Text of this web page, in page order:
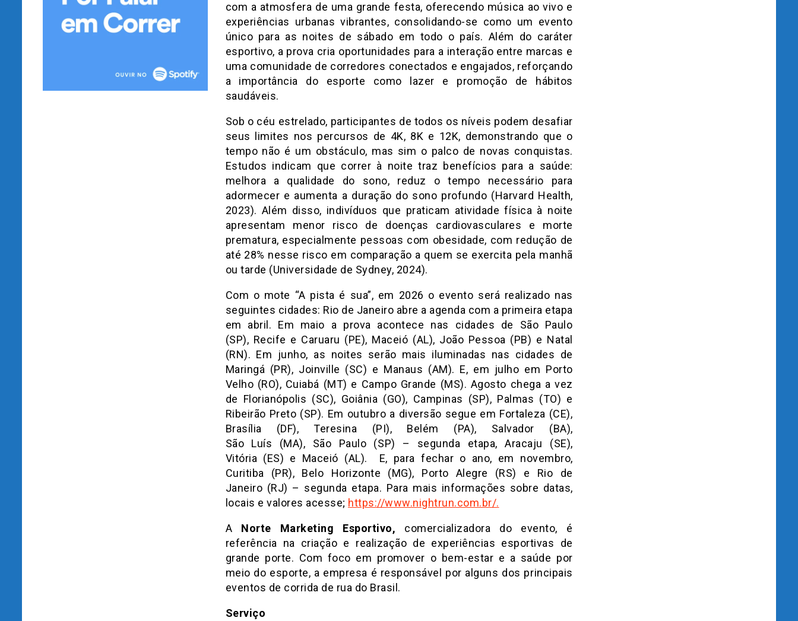
com a atmosfera de uma grande festa, oferecendo música ao vivo e
experiências urbanas vibrantes, consolidando-se como um evento
único para as noites de sábado em todo o país. Além do caráter
esportivo, a prova cria oportunidades para a interação entre marcas e
uma comunidade de corredores conectados e engajados, reforçando
a importância do esporte como lazer e promoção de hábitos
saudáveis.
Sob o céu estrelado, participantes de todos os níveis podem desafiar
seus limites nos percursos de 4K, 8K e 12K, demonstrando que o
tempo não é um obstáculo, mas sim o palco de novas conquistas.
Estudos indicam que correr à noite traz benefícios para a saúde:
melhora a qualidade do sono, reduz o tempo necessário para
adormecer e aumenta a duração do sono profundo (Harvard Health,
2023). Além disso, indivíduos que praticam atividade física à noite
apresentam menor risco de doenças cardiovasculares e morte
prematura, especialmente pessoas com obesidade, com redução de
até 28% nesse risco em comparação a quem se exercita pela manhã
ou tarde (Universidade de Sydney, 2024).
Com o mote “A pista é sua”, em 2026 o evento será realizado nas
seguintes cidades: Rio de Janeiro abre a agenda com a primeira etapa
em abril. Em maio a prova acontece nas cidades de São Paulo
(SP), Recife e Caruaru (PE), Maceió (AL), João Pessoa (PB) e Natal
(RN). Em junho, as noites serão mais iluminadas nas cidades de
Maringá (PR), Joinville (SC) e Manaus (AM). E, em julho em Porto
Velho (RO), Cuiabá (MT) e Campo Grande (MS). Agosto chega a vez
de Florianópolis (SC), Goiânia (GO), Campinas (SP), Palmas (TO) e
Ribeirão Preto (SP). Em outubro a diversão segue em Fortaleza (CE),
Brasília (DF), Teresina (PI), Belém (PA), Salvador (BA),
São Luís (MA), São Paulo (SP) – segunda etapa, Aracaju (SE),
Vitória (ES) e Maceió (AL). E, para fechar o ano, em novembro,
Curitiba (PR), Belo Horizonte (MG), Porto Alegre (RS) e Rio de
Janeiro (RJ) – segunda etapa. Para mais informações sobre datas,
locais e valores acesse; https://www.nightrun.com.br/.
A Norte Marketing Esportivo, comercializadora do evento, é
referência na criação e realização de experiências esportivas de
grande porte. Com foco em promover o bem-estar e a saúde por
meio do esporte, a empresa é responsável por alguns dos principais
eventos de corrida de rua do Brasil.
Serviço